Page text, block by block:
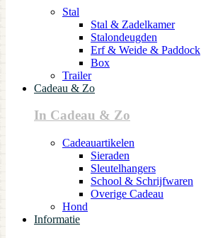
Stal
Stal & Zadelkamer
Stalondeugden
Erf & Weide & Paddock
Box
Trailer
Cadeau & Zo
In Cadeau & Zo
Cadeauartikelen
Sieraden
Sleutelhangers
School & Schrijfwaren
Overige Cadeau
Hond
Informatie